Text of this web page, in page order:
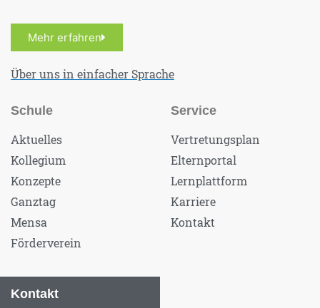
Mehr erfahren
Über uns in einfacher Sprache
Schule
Aktuelles
Kollegium
Konzepte
Ganztag
Mensa
Förderverein
Service
Vertretungsplan
Elternportal
Lernplattform
Karriere
Kontakt
Kontakt